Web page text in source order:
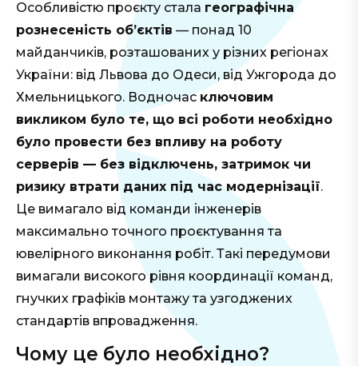
Особливістю проєкту стала географічна
рознесеність об’єктів — понад 10
майданчиків, розташованих у різних регіонах
України: від Львова до Одеси, від Ужгорода до
Хмельницького. Водночасключовим
викликом було те, що всі роботи необхідно
було провести без впливу на роботу
серверів — без відключень, затримок чи
ризику втрати даних під час модернізації.
Це вимагало від команди інженерів
максимально точного проєктування та
ювелірного виконання робіт. Такі передумови
вимагали високого рівня координації команд,
гнучких графіків монтажу та узгоджених
стандартів впровадження.
Чому це було необхідно?